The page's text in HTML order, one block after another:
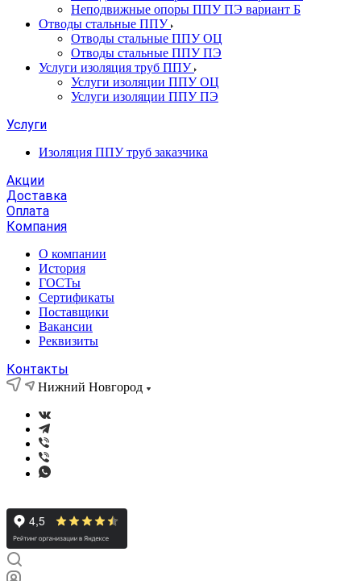
Неподвижные опоры ППУ ПЭ вариант Б
Отводы стальные ППУ
Отводы стальные ППУ ОЦ
Отводы стальные ППУ ПЭ
Услуги изоляция труб ППУ
Услуги изоляции ППУ ОЦ
Услуги изоляции ППУ ПЭ
Услуги
Изоляция ППУ труб заказчика
Акции
Доставка
Оплата
Компания
О компании
История
ГОСТы
Сертификаты
Поставщики
Вакансии
Реквизиты
Контакты
Нижний Новгород